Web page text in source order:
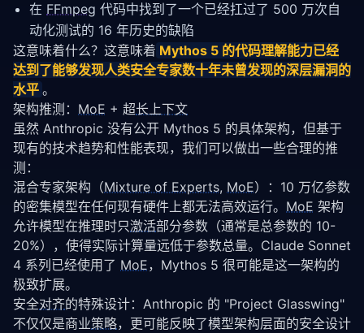
在 FFmpeg 代码中找到了一个已经扛过了 500 万次自
动化测试的 16 年历史的缺陷
这意味着什么？这意味着 Mythos 5 的代码理解能力已经
达到了能够发现人类安全专家数十年未曾发现的深层漏洞的
水平 。
架构推测： MoE + 超长上下文
虽然 Anthropic 没有公开 Mythos 5 的具体架构，但基于
现有的技术趋势和性能表现，我们可以做出一些合理的推
测：
混合专家架构（Mixture of Experts, MoE）：10 万亿参数
的密集模型在任何现有硬件上都无法高效运行。 MoE 架构
允许模型在推理时只激活部分参数（通常是总参数的 10-
20%），使得实际计算量远低于参数总量。Claude Sonnet
4 系列已经使用了 MoE，Mythos 5 很可能是这一架构的
极致扩展。
安全对齐的特殊设计：Anthropic 的 "Project Glasswing"
不仅仅是商业策略，更可能反映了模型架构层面的安全设计